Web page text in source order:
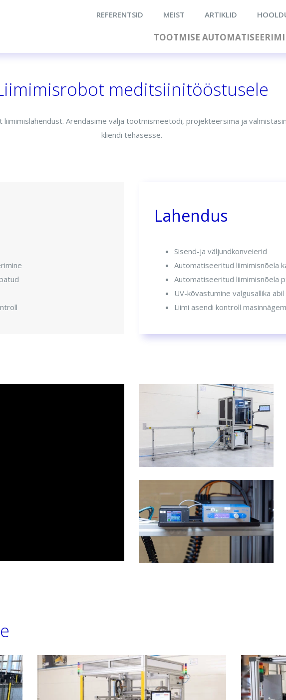
REFERENTSID MEIST ARTIKLID
TOOTMISE
meditsiinitööstusele
Arendasime välja tootmismeetodi, projekteersima ja
kliendi tehasesse.
Lahendus
Sisend-ja väljundkonveierid
Automatiseeritud liimimisnõela
Automatiseeritud liimimisnõela
UV-kõvastumine valgusallika abil
Liimi asendi kontroll